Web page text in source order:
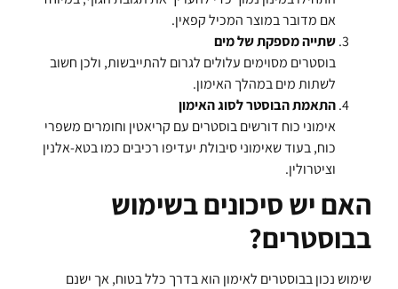
אם מדובר במוצר המכיל קפאין.
שתייה מספקת של מים
בוסטרים מסוימים עלולים לגרום להתייבשות, ולכן חשוב
לשתות מים במהלך האימון.
התאמת הבוסטר לסוג האימון
אימוני כוח דורשים בוסטרים עם קריאטין וחומרים משפרי
כוח, בעוד שאימוני סיבולת יעדיפו רכיבים כמו בטא-אלנין
וציטרולין.
האם יש סיכונים בשימוש
בבוסטרים?
שימוש נכון בבוסטרים לאימון הוא בדרך כלל בטוח, אך ישנם